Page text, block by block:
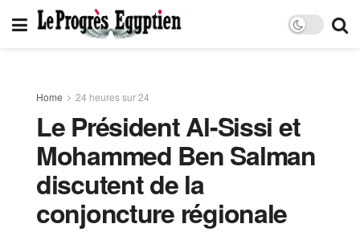
Home 24 heures sur 24
Le Président Al-Sissi et
Mohammed Ben Salman
discutent de la
conjoncture régionale